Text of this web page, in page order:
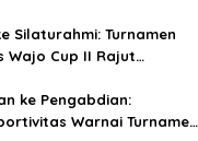
Silaturahmi: Turnamen
Wajo Cup II Rajut
ke Pengabdian:
Warnai Turnamen